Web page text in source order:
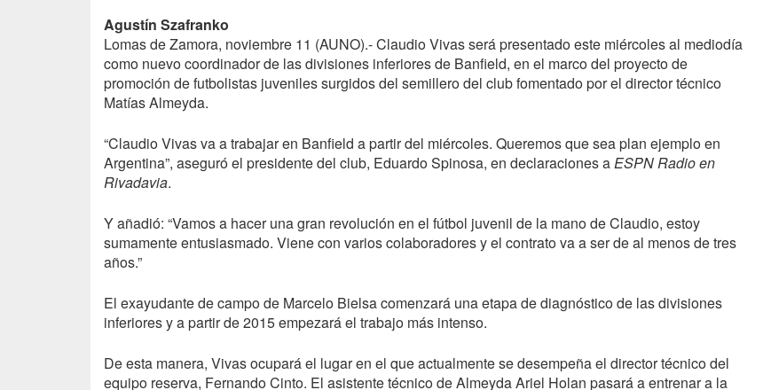
Agustín Szafranko
Lomas de Zamora, noviembre 11 (AUNO).- Claudio Vivas será presentado este miércoles al mediodía
como nuevo coordinador de las divisiones inferiores de Banfield, en el marco del proyecto de
promoción de futbolistas juveniles surgidos del semillero del club fomentado por el director técnico
Matías Almeyda.
“Claudio Vivas va a trabajar en Banfield a partir del miércoles. Queremos que sea plan ejemplo en
Argentina”, aseguró el presidente del club, Eduardo Spinosa, en declaraciones aESPNRadio en
Rivadavia.
Y añadió: “Vamos a hacer una gran revolución en el fútbol juvenil de la mano de Claudio, estoy
sumamente entusiasmado. Viene con varios colaboradores y el contrato va a ser de al menos de tres
años.”
El exayudante de campo de Marcelo Bielsa comenzará una etapa de diagnóstico de las divisiones
inferiores y a partir de 2015 empezará el trabajo más intenso.
De esta manera, Vivas ocupará el lugar en el que actualmente se desempeña el director técnico del
equipo reserva, Fernando Cinto. El asistente técnico de Almeyda Ariel Holan pasará a entrenar a la